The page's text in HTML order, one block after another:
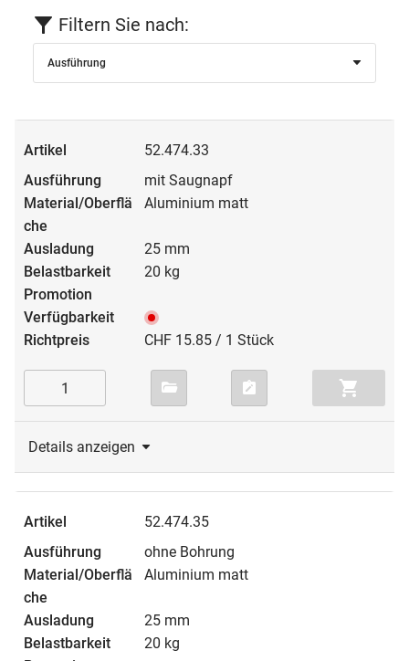
Filtern Sie nach:
Ausführung
52.474.33
mit Saugnapf
Aluminium matt
25 mm
20 kg
CHF 15.85 / 1 Stück
Details anzeigen
52.474.35
ohne Bohrung
Aluminium matt
25 mm
20 kg